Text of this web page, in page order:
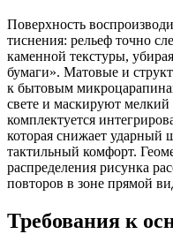
Поверхность
тиснения: рельеф точно
каменной текстуры,
бумаги». Матовые и
к бытовым
свете и маскируют
комплектуется
которая снижает
тактильный комфорт.
распределения рисунка
повторов в зоне прямой
Требования к